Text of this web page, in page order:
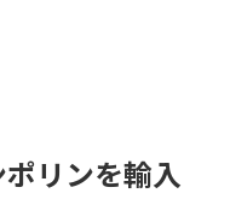
リンを輸入